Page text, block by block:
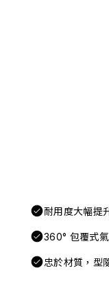
耐用度大幅提
360° 包覆式
忠於材質，型